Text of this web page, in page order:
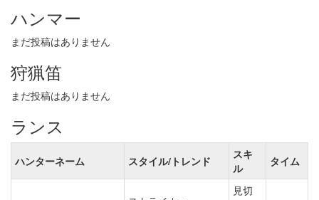
ハンマー
まだ投稿はありません
狩猟笛
まだ投稿はありません
ランス
ハンターネーム スタイル/トレンド
スキ
ル
タイム
見切